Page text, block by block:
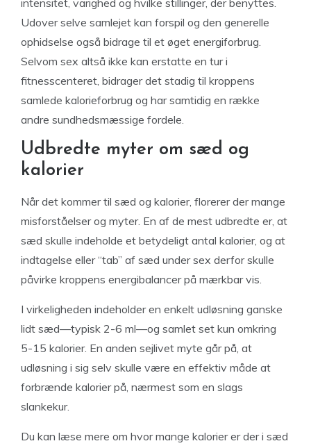
intensitet, varighed og hvilke stillinger, der benyttes.
Udover selve samlejet kan forspil og den generelle
ophidselse også bidrage til et øget energiforbrug.
Selvom sex altså ikke kan erstatte en tur i
fitnesscenteret, bidrager det stadig til kroppens
samlede kalorieforbrug og har samtidig en række
andre sundhedsmæssige fordele.
Udbredte myter om sæd og
kalorier
Når det kommer til sæd og kalorier, florerer der mange
misforståelser og myter. En af de mest udbredte er, at
sæd skulle indeholde et betydeligt antal kalorier, og at
indtagelse eller “tab” af sæd under sex derfor skulle
påvirke kroppens energibalancer på mærkbar vis.
I virkeligheden indeholder en enkelt udløsning ganske
lidt sæd—typisk 2-6 ml—og samlet set kun omkring
5-15 kalorier. En anden sejlivet myte går på, at
udløsning i sig selv skulle være en effektiv måde at
forbrænde kalorier på, nærmest som en slags
slankekur.
Du kan læse mere om hvor mange kalorier er der i sæd